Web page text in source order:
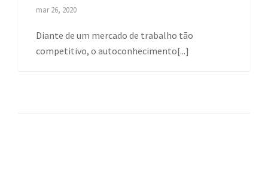
mar 26, 2020
Diante de um mercado de trabalho tão
competitivo, o autoconhecimento[...]